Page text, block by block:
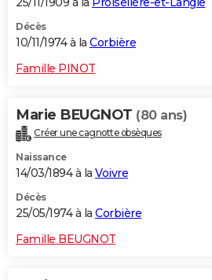
Décès
10/11/1974 à la Corbière
Famille PINOT
Marie BEUGNOT (80 ans)
Créer une cagnotte obsèques
Naissance
14/03/1894 à la Voivre
Décès
25/05/1974 à la Corbière
Famille BEUGNOT